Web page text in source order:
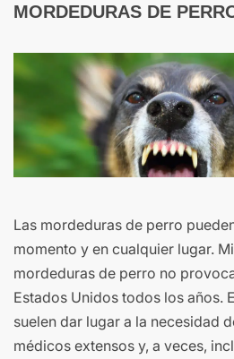
MORDEDURAS DE
Las mordeduras de perro
momento y en cualquier lugar.
mordeduras de perro no
Estados Unidos todos los años.
suelen dar lugar a la necesidad
médicos extensos y, a veces,